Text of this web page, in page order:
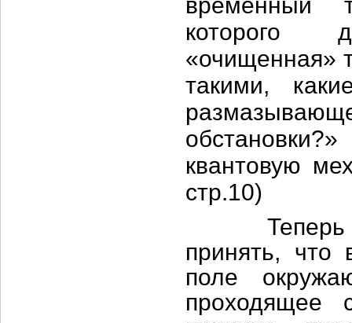
которого
«очищенная»
такими,
квантовую
стр.10)
Теперь
принять,
поле
проходящее